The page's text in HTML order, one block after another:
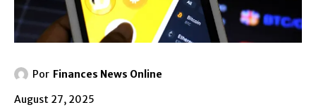
Por Finances News Online
August 27, 2025